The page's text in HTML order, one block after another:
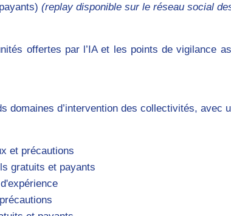
(replay disponible sur le réseau social
offertes par l’IA et les points de vigilance
domaines d’intervention des collectivités, avec
et précautions
gratuits et payants